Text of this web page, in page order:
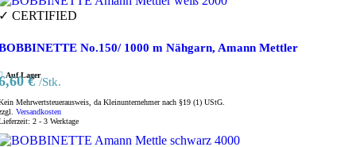
CERTIFIED
No.150/ 1000 m Nähgarn, Amann Mettler
Auf Lager
€ /Stk.
Mehrwertsteuerausweis, da Kleinunternehmer nach §19 (1) UStG.
Versandkosten
2 - 3 Werktage